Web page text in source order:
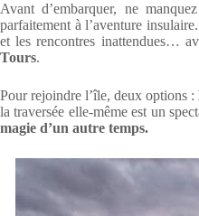
Avant d’embarquer, ne
parfaitement à l’aventure
et les rencontres inattendues…
Tours.
Pour rejoindre l’île, deux options :
la traversée elle-même est un
magie d’un autre temps.